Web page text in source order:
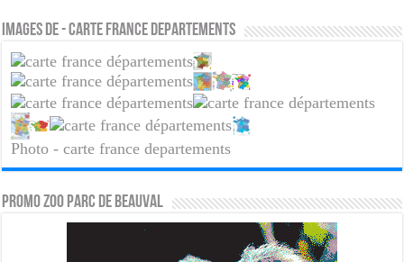
Images de - carte france departements
Photo - carte france departements
PROMO ZOO PARC DE BEAUVAL